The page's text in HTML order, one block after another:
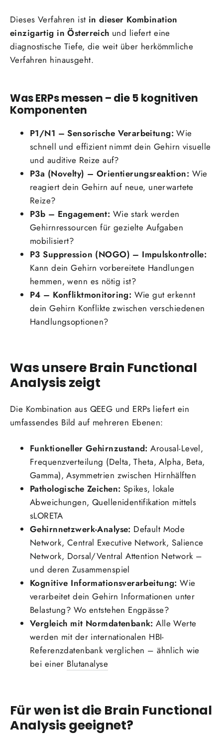
Dieses Verfahren ist in dieser Kombination
einzigartig in Österreich und liefert eine
diagnostische Tiefe, die weit über herkömmliche
Verfahren hinausgeht.
Was ERPs messen – die 5 kognitiven
Komponenten
P1/N1 – Sensorische Verarbeitung: Wie
schnell und effizient nimmt dein Gehirn visuelle
und auditive Reize auf?
P3a (Novelty) – Orientierungsreaktion: Wie
reagiert dein Gehirn auf neue, unerwartete
Reize?
P3b – Engagement: Wie stark werden
Gehirnressourcen für gezielte Aufgaben
mobilisiert?
P3 Suppression (NOGO) – Impulskontrolle:
Kann dein Gehirn vorbereitete Handlungen
hemmen, wenn es nötig ist?
P4 – Konfliktmonitoring: Wie gut erkennt
dein Gehirn Konflikte zwischen verschiedenen
Handlungsoptionen?
Was unsere Brain Functional
Analysis zeigt
Die Kombination aus QEEG und ERPs liefert ein
umfassendes Bild auf mehreren Ebenen:
Funktioneller Gehirnzustand: Arousal-Level,
Frequenzverteilung (Delta, Theta, Alpha, Beta,
Gamma), Asymmetrien zwischen Hirnhälften
Pathologische Zeichen: Spikes, lokale
Abweichungen, Quellenidentifikation mittels
sLORETA
Gehirnnetzwerk-Analyse: Default Mode
Network, Central Executive Network, Salience
Network, Dorsal/Ventral Attention Network –
und deren Zusammenspiel
Kognitive Informationsverarbeitung: Wie
verarbeitet dein Gehirn Informationen unter
Belastung? Wo entstehen Engpässe?
Vergleich mit Normdatenbank: Alle Werte
werden mit der internationalen HBI-
Referenzdatenbank verglichen – ähnlich wie
bei einer Blutanalyse
Für wen ist die Brain Functional
Analysis geeignet?